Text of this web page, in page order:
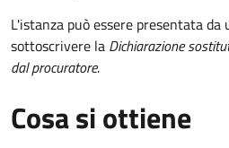
L'istanza può essere presentata
sottoscrivere la Dichiarazione
dal procuratore.
Cosa si ottiene